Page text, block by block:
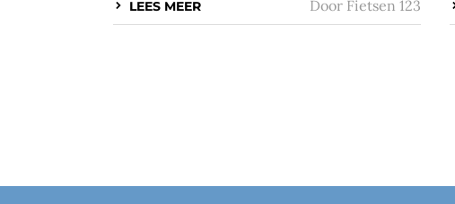
LEES MEER Door Fietsen 123